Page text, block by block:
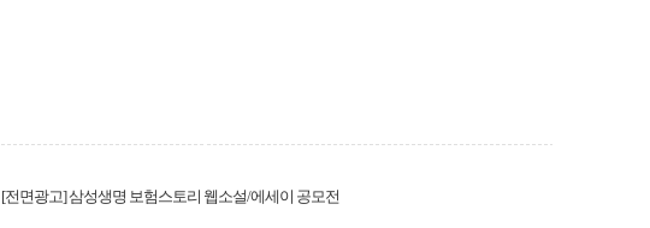
[전면광고] 삼성생명 보험스토리 웹소설/에세이 공모전